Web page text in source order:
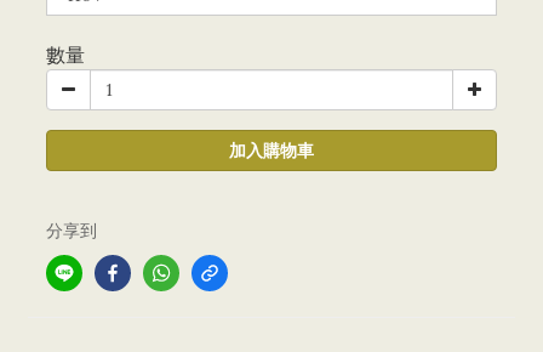
數量
加入購物車
分享到